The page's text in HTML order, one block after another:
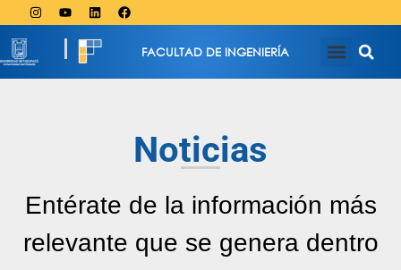
FACULTAD DE INGENIERÍA
Noticias
Entérate de la información más
relevante que se genera dentro